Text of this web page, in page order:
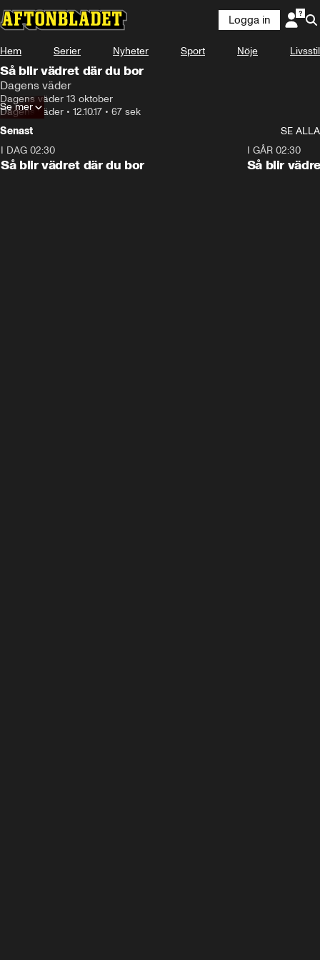
Logga in
Hem Serier Nyheter Sport Nöje Livsstil
Så blir vädret där du bor
Dagens väder
Dagens väder 13 oktober
Dagens väder • 12.10.17 • 67 sek
Se mer
Senast
SE ALLA
I DAG 02:30
Så blir vädret där du bor
I GÅR 02:30
Så blir